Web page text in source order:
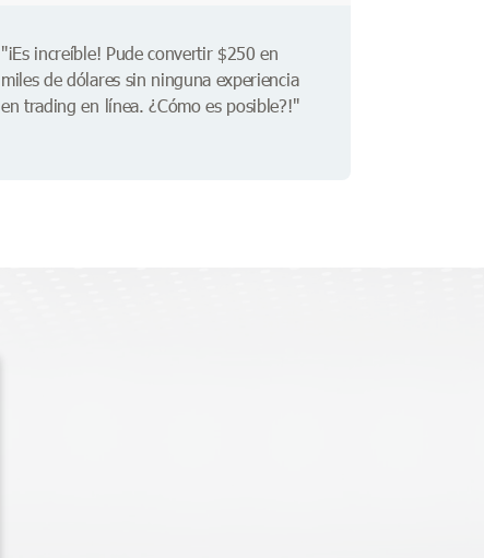
"¡Es increíble! Pude convertir $250 en
miles de dólares sin ninguna experiencia
en trading en línea. ¿Cómo es posible?!"